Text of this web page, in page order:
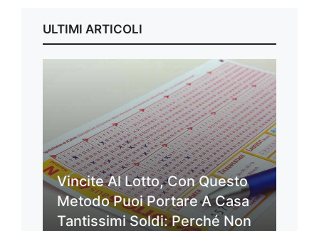
ULTIMI ARTICOLI
Vincite Al Lotto, Con Questo
Metodo Puoi Portare A Casa
Tantissimi Soldi: Perché Non